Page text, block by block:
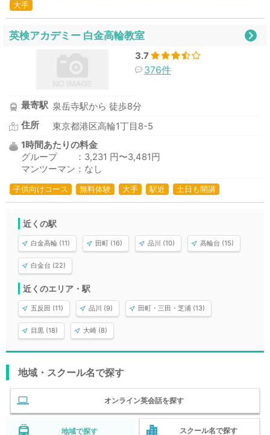
大手
英検アカデミー 白金高輪教室
3.7
376件
最寄駅 泉岳寺駅から 徒歩8分
住所
東京都港区高輪1丁目8-5
1時間あたりの料金
グループ ：3,231 円〜3,481円
マンツーマン：なし
子供向けコース 無料体験 大手 駅近 土日も開講
近くの駅
白金高輪 (11) 田町 (16) 品川 (10) 高輪台 (15)
白金台 (22)
近くのエリア・駅
五反田 (11) 品川 (9) 田町・三田・芝浦 (13)
目黒 (18) 大崎 (8)
地域・スクール名で探す
オンライン英会話を探す
地域で探す スクール名で探す